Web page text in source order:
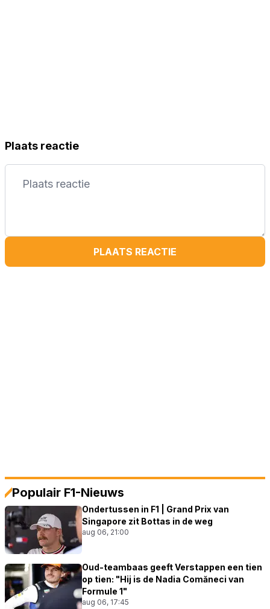
Plaats reactie
PLAATS REACTIE
Populair F1-Nieuws
Ondertussen in F1 | Grand Prix van
Singapore zit Bottas in de weg
aug 06, 21:00
Oud-teambaas geeft Verstappen een tien
op tien: "Hij is de Nadia Comăneci van
Formule 1"
aug 06, 17:45